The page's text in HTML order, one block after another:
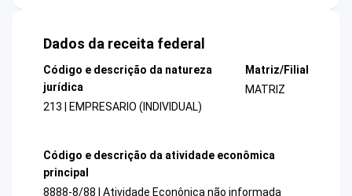
Dados da receita federal
Código e descrição da natureza
jurídica
213 | EMPRESARIO (INDIVIDUAL)
Matriz/Filial
MATRIZ
Código e descrição da atividade econômica
principal
8888-8/88 | Atividade Econônica não informada